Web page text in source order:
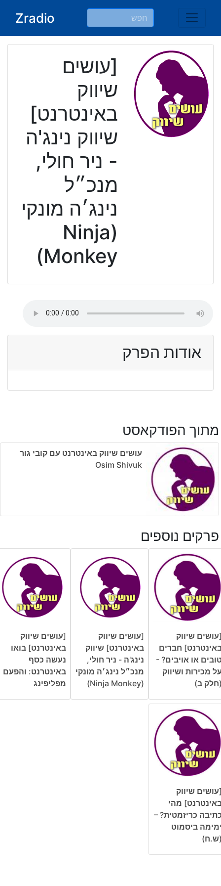
Zradio
[עושים
שיווק
באינטרנט]
שיווק נינג'ה
- ניר חולי,
מנכ״ל
נינג׳ה מונקי
(Ninja
Monkey)
אודות הפרק
מתוך הפודקאסט
עושים שיווק באינטרנט עם קובי גור
Osim Shivuk
פרקים נוספים
שיווק
חברים
או אויבים? -
מכירות ושיווק
ב)
[עושים שיווק
באינטרנט] שיווק
נינג'ה - ניר חולי,
מנכ״ל נינג׳ה מונקי
(Ninja Monkey)
[עושים שיווק
באינטרנט] בואו
נעשה כסף
באינטרנט: והפעם
מפליפינג
שיווק
מהי
כריזמטית? –
ביסמוט